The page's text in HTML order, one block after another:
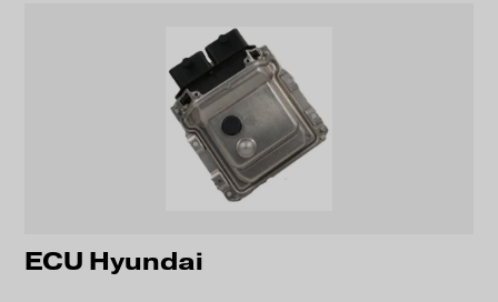
ECU Hyundai